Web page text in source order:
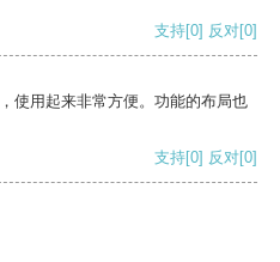
支持[0] 反对[0]
使用起来非常方便。功能的布局也
支持[0] 反对[0]